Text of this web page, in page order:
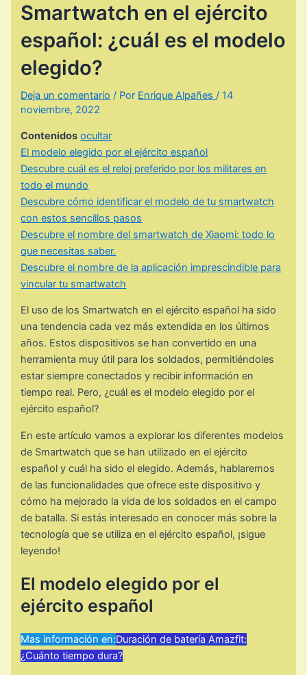
Smartwatch en el ejército
español: ¿cuál es el modelo
elegido?
Deja un comentario / Por Enrique Alpañes/14
noviembre, 2022
Contenidos ocultar
El modelo elegido por el ejército español
Descubre cuál es el reloj preferido por los militares en
todo el mundo
Descubre cómo identificar el modelo de tu smartwatch
con estos sencillos pasos
Descubre el nombre del smartwatch de Xiaomi: todo lo
que necesitas saber.
Descubre el nombre de la aplicación imprescindible para
vincular tu smartwatch
El uso de los Smartwatch en el ejército español ha sido
una tendencia cada vez más extendida en los últimos
años. Estos dispositivos se han convertido en una
herramienta muy útil para los soldados, permitiéndoles
estar siempre conectados y recibir información en
tiempo real. Pero, ¿cuál es el modelo elegido por el
ejército español?
En este artículo vamos a explorar los diferentes modelos
de Smartwatch que se han utilizado en el ejército
español y cuál ha sido el elegido. Además, hablaremos
de las funcionalidades que ofrece este dispositivo y
cómo ha mejorado la vida de los soldados en el campo
de batalla. Si estás interesado en conocer más sobre la
tecnología que se utiliza en el ejército español, ¡sigue
leyendo!
El modelo elegido por el
ejército español
Mas información en:Duración de batería Amazfit:
¿Cuánto tiempo dura?